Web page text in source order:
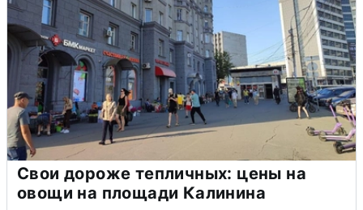
Свои дороже тепличных: цены на
овощи на площади Калинина